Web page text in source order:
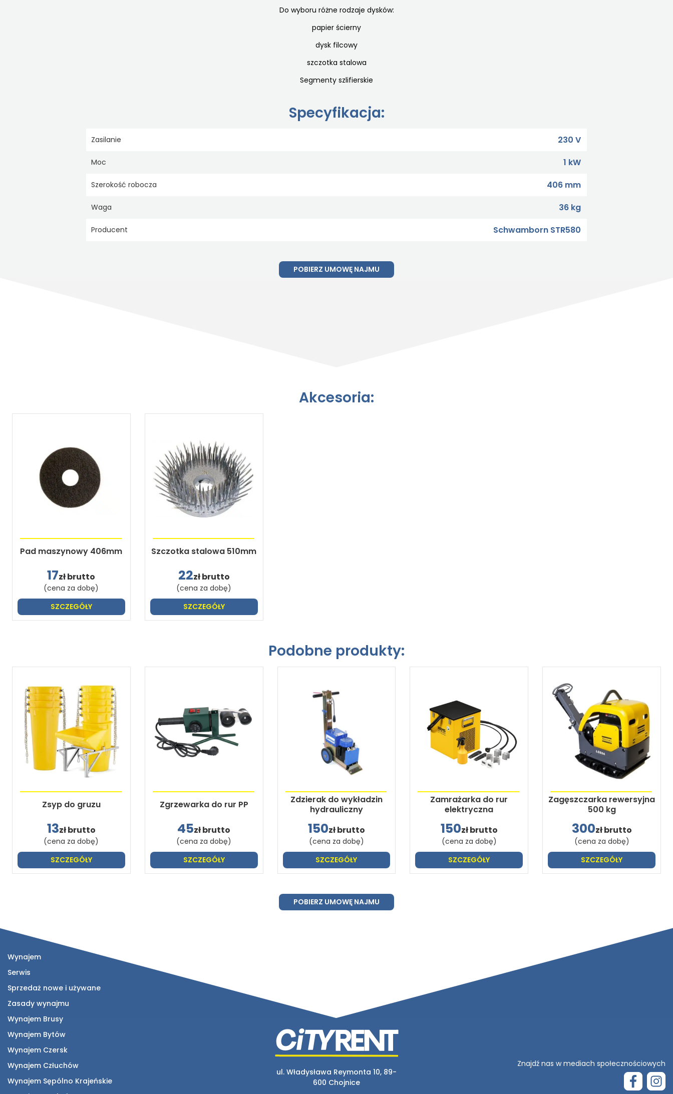
Do wyboru różne rodzaje dysków:
papier ścierny
dysk filcowy
szczotka stalowa
Segmenty szlifierskie
Specyfikacja:
Zasilanie 230 V
Moc 1 kW
Szerokość robocza 406 mm
Waga 36 kg
Producent Schwamborn STR580
POBIERZ UMOWĘ NAJMU
Akcesoria:
Pad maszynowy 406mm
17zł brutto
(cena za dobę)
SZCZEGÓŁY
Szczotka stalowa 510mm
22zł brutto
(cena za dobę)
SZCZEGÓŁY
Podobne produkty:
Zsyp do gruzu
13zł brutto
(cena za dobę)
SZCZEGÓŁY
Zgrzewarka do rur PP
45zł brutto
(cena za dobę)
SZCZEGÓŁY
Zdzierak do wykładzin
hydrauliczny
150zł brutto
(cena za dobę)
SZCZEGÓŁY
Zamrażarka do rur
elektryczna
150zł brutto
(cena za dobę)
SZCZEGÓŁY
Zagęszczarka rewersyjna
500 kg
300zł brutto
(cena za dobę)
SZCZEGÓŁY
POBIERZ UMOWĘ NAJMU
ul. Władysława Reymonta 10, 89-
600 Chojnice
Znajdź nas w mediach społecznościowych
Wynajem
Serwis
Sprzedaż nowe i używane
Zasady wynajmu
Wynajem Brusy
Wynajem Bytów
Wynajem Czersk
Wynajem Człuchów
Wynajem Sępólno Krajeńskie